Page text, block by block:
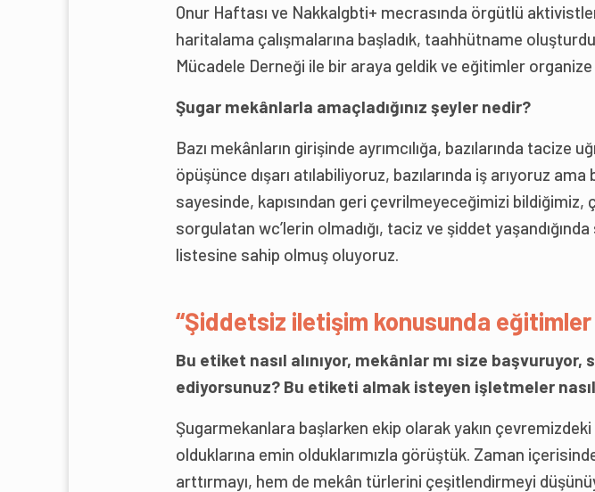
Onur Haftası ve Nakkalgbti+ mecrasında örgütlü
haritalama çalışmalarına başladık, taahhütname
Mücadele Derneği ile bir araya geldik ve eğitimler organize
Şugar mekânlarla amaçladığınız şeyler nedir?
Bazı mekânların girişinde ayrımcılığa, bazılarında tacize
öpüşünce dışarı atılabiliyoruz, bazılarında iş arıyoruz
sayesinde, kapısından geri çevrilmeyeceğimizi
sorgulatan wc’lerin olmadığı, taciz ve şiddet
listesine sahip olmuş oluyoruz.
“Şiddetsiz iletişim konusunda eğitimler
Bu etiket nasıl alınıyor, mekânlar mı size
ediyorsunuz? Bu etiketi almak isteyen işletmeler
Şugarmekanlara başlarken ekip olarak yakın
olduklarına emin olduklarımızla görüştük. Zaman
arttırmayı, hem de mekân türlerini çeşitlendirmeyi